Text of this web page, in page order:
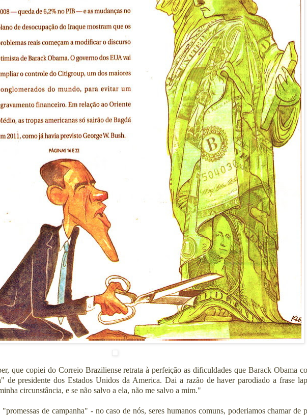
que copiei do Correio Braziliense retrata à perfeição as dificuldades que Barack Obama
de presidente dos Estados Unidos da America. Dai a razão de haver parodiado a frase
circunstância, e se não salvo a ela, não me salvo a mim."
de campanha" - no caso de nós, seres humanos comuns, poderiamos chamar de